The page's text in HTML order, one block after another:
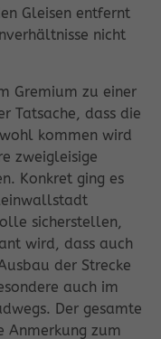
Gleisen entfernt
nicht
Gremium zu einer
Tatsache, dass die
kommen wird
zweigleisige
Konkret ging es
sicherstellen,
wird, dass auch
der Strecke
auch im
Der gesamte
Anmerkung zum